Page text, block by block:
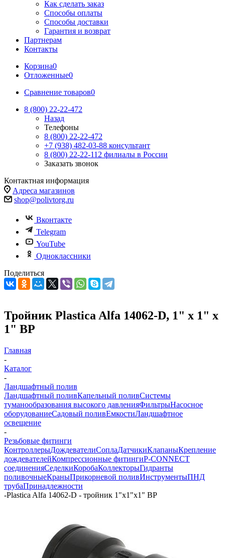
Как сделать заказ
Способы оплаты
Способы доставки
Гарантия и возврат
Партнерам
Контакты
Корзина0
Отложенные0
Сравнение товаров0
8 (800) 22-22-472
Назад
Телефоны
8 (800) 22-22-472
+7 (938) 482-03-88 консультант
8 (800) 22-22-112 филиалы в России
Заказать звонок
Контактная информация
Адреса магазинов
shop@polivtorg.ru
Вконтакте
Telegram
YouTube
Одноклассники
Поделиться
Тройник Plastica Alfa 14062-D, 1" х 1" х
1" ВР
Главная
-
Каталог
-
Ландшафтный полив
Ландшафтный поливКапельный поливСистемы
туманообразования высокого давленияФильтрыНасосное
оборудованиеСадовый поливЕмкостиЛандшафтное
освещение
-
Резьбовые фитинги
КонтроллерыДождевателиСоплаДатчикиКлапаныКрепление
дождевателейКомпрессионные фитингиP-CONNECT
соединенияСеделкиКоробаКоллекторыГидранты
поливочныеКраныПрикорневой поливИнструментыПНД
трубаПринадлежности
-Plastica Alfa 14062-D - тройник 1"х1"х1" ВР